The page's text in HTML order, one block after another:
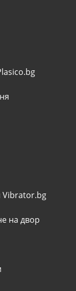
Vibrator.bg
на двор